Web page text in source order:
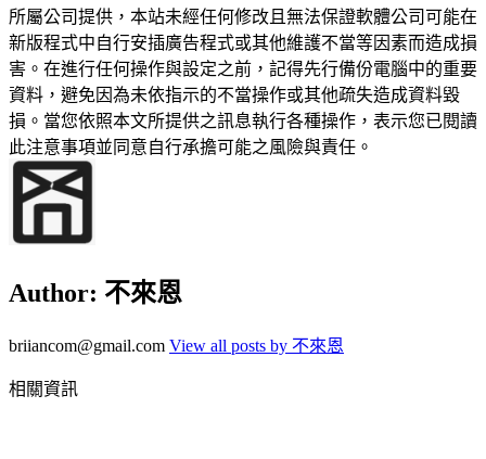
所屬公司提供，本站未經任何修改且無法保證軟體公司可能在
新版程式中自行安插廣告程式或其他維護不當等因素而造成損
害。在進行任何操作與設定之前，記得先行備份電腦中的重要
資料，避免因為未依指示的不當操作或其他疏失造成資料毀
損。當您依照本文所提供之訊息執行各種操作，表示您已閱讀
此注意事項並同意自行承擔可能之風險與責任。
Author: 不來恩
briiancom@gmail.com View all posts by 不來恩
相關資訊